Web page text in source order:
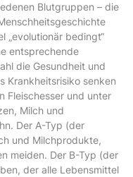
Blutgruppen – die
„evolutionär bedingt“
entsprechende
die Gesundheit und
Krankheitsrisiko senken
Fleischesser und unter
Milch und
Der A-Typ (der
und Milchprodukte,
meiden. Der B-Typ (der
der alle Lebensmittel